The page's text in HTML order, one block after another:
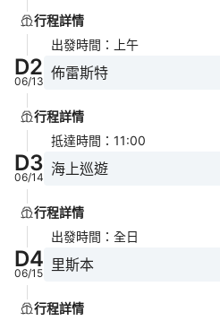
行程詳情
出發時間 ： 上午
D2
06/13 佈雷斯特
行程詳情
抵達時間 ： 11:00
D3
06/14 海上巡遊
行程詳情
出發時間 ： 全日
D4
06/15 里斯本
行程詳情